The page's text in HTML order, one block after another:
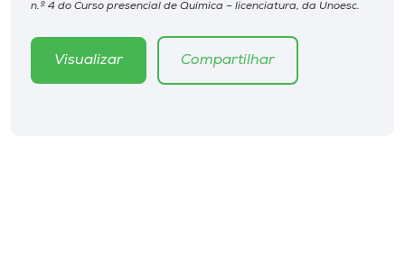
Rádio
n.º 4 do Curso presencial de Química – licenciatura, da Unoesc.
Visualizar Compartilhar